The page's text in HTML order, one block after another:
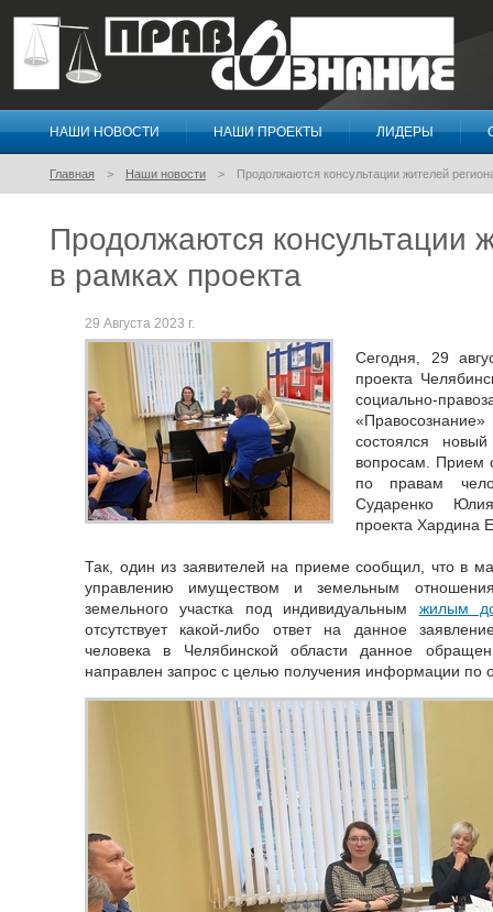
Правосознание
НАШИ НОВОСТИ НАШИ ПРОЕКТЫ ЛИДЕРЫ
Главная Наши новости Продолжаются консультации жителей
Продолжаются консультации
в рамках проекта
29 Августа 2023 г.
Сегодня, 29
проекта
социально-
«Правосознание»
состоялся
вопросам. Прием
по правам
Сударенко
проекта Хардина
Так, один из заявителей на приеме сообщил, что в
управлению имуществом и земельным
земельного участка под индивидуальным жилым
отсутствует какой-либо ответ на данное
человека в Челябинской области данное
направлен запрос с целью получения информации по